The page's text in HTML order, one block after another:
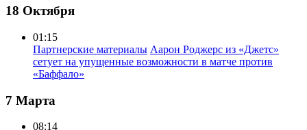
18 Октября
01:15
Партнерские материалы Аарон Роджерс из «Джетс»
сетует на упущенные возможности в матче против
«Баффало»
7 Марта
08:14